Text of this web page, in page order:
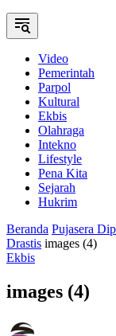
Video
Pemerintah
Parpol
Kultural
Ekbis
Olahraga
Intekno
Lifestyle
Pena Kita
Sejarah
Hukrim
Beranda Pujasera
Drastis images (4)
Ekbis
images (4)